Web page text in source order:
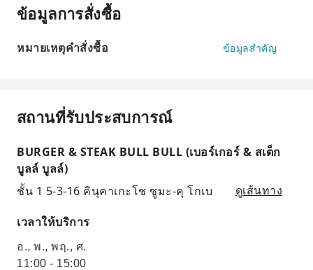
ข้อมูลการสั่งซื้อ
หมายเหตุคำสั่งซื้อ ข้อมูลสำคัญ
สถานที่รับประสบการณ์
BURGER & STEAK BULL BULL (เบอร์เกอร์ & สเต็ก
บูลล์ บูลล์)
ชั้น 1 5-3-16 คินุคาเกะโช ซูมะ-คุ โกเบ
ดูเส้นทาง
เวลาให้บริการ
อ., พ., พฤ., ศ.
11:00 - 15:00